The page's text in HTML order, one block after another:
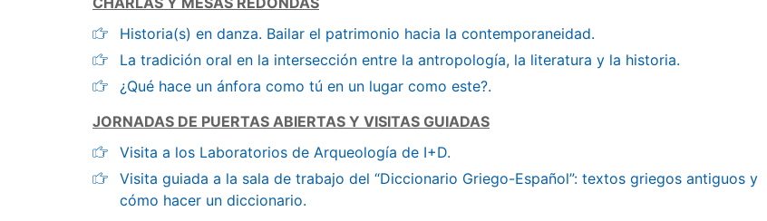
Historia(s) en danza. Bailar el patrimonio hacia la contemporaneidad.
La tradición oral en la intersección entre la antropología, la literatura y la historia.
¿Qué hace un ánfora como tú en un lugar como este?.
JORNADAS DE PUERTAS ABIERTAS Y VISITAS GUIADAS
Visita a los Laboratorios de Arqueología de I+D.
Visita guiada a la sala de trabajo del “Diccionario Griego-Español”: textos griegos antiguos y
cómo hacer un diccionario.